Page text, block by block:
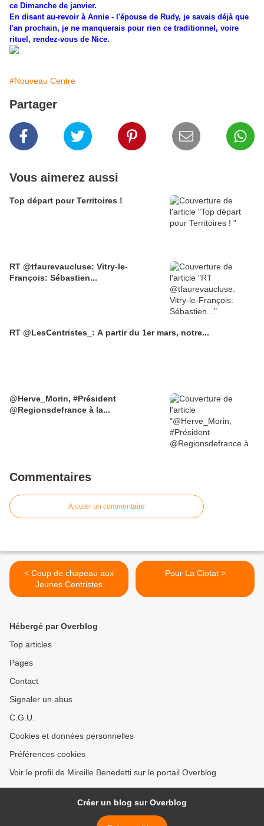
ce Dimanche de janvier.
En disant au-revoir à Annie - l'épouse de Rudy, je savais déjà que
l'an prochain, je ne manquerais pour rien ce traditionnel, voire
rituel, rendez-vous de Nice.
#Nouveau Centre
Partager
Vous aimerez aussi
Top départ pour Territoires !
RT @tfaurevaucluse: Vitry-le-
François: Sébastien...
RT @LesCentristes_: A partir du 1er mars, notre...
@Herve_Morin, #Président
@Regionsdefrance à la...
Commentaires
Ajouter un commentaire
< Coup de chapeau aux
Jeunes Centristes
Pour La Ciotat >
Hébergé par Overblog
Top articles
Pages
Contact
Signaler un abus
C.G.U.
Cookies et données personnelles
Préférences cookies
Voir le profil de Mireille Benedetti sur le portail Overblog
Créer un blog sur Overblog